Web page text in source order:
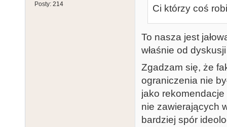
Posty: 214
Ci którzy coś
To nasza jest
właśnie od
Zgadzam się, że
ograniczenia nie
jako rekomendacje
nie zawierających
bardziej spór